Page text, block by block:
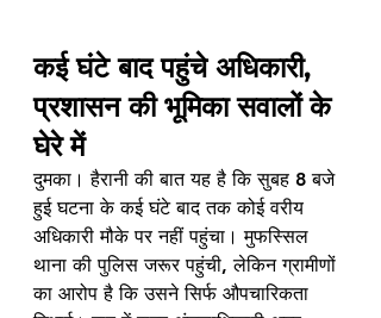
कई घंटे बाद पहुंचे अधिकारी,
प्रशासन की भूमिका सवालों के
घेरे में
दुमका। हैरानी की बात यह है कि सुबह 8 बजे
हुई घटना के कई घंटे बाद तक कोई वरीय
अधिकारी मौके पर नहीं पहुंचा। मुफस्सिल
थाना की पुलिस जरूर पहुंची, लेकिन ग्रामीणों
का आरोप है कि उसने सिर्फ औपचारिकता